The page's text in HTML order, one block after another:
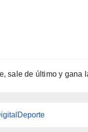
sale de último y gana